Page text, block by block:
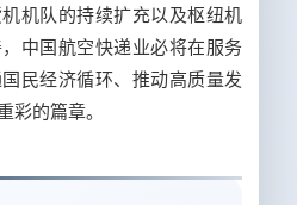
机队的持续扩充以及枢纽机
中国航空快递业必将在服务
民经济循环、推动高质量发
彩的篇章。